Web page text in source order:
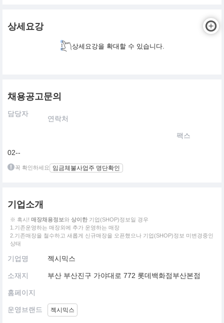
상세요강
상세요강을 확대할 수 있습니다.
채용공고문의
담당자
연락처
팩스
02--
꼭 확인하세요 임금체불사업주 명단확인
기업소개
※ 혹시! 매장채용정보와 상이한 기업(SHOP)정보일 경우
1.기존운영하는 매장외에 추가 운영하는 매장
2.기존매장을 철수하고 새롭게 신규매장을 오픈했으나 기업(SHOP)정보 미변경중인
상태
기업명 젝시믹스
소재지 부산 부산진구 가야대로 772 롯데백화점부산본점
홈페이지
운영브랜드 젝시믹스